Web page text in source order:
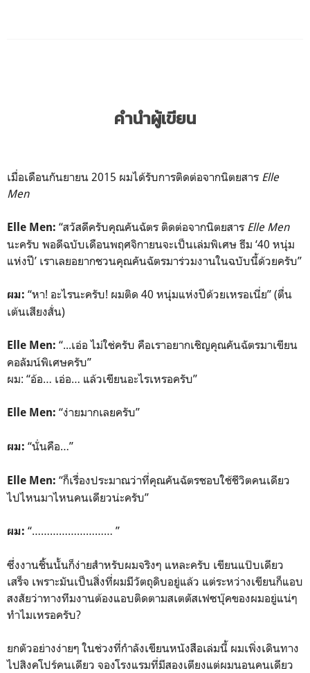
คำนำผู้เขียน
เมื่อเดือนกันยายน 2015 ผมได้รับการติดต่อจากนิตยสาร Elle
Men
Elle Men: “สวัสดีครับคุณคันฉัตร ติดต่อจากนิตยสาร Elle Men
นะครับ พอดีฉบับเดือนพฤศจิกายนจะเป็นเล่มพิเศษ ธีม ‘40 หนุ่ม
แห่งปี’ เราเลยอยากชวนคุณคันฉัตรมาร่วมงานในฉบับนี้ด้วยครับ”
ผม: “หา! อะไรนะครับ! ผมติด 40 หนุ่มแห่งปีด้วยเหรอเนี่ย” (ตื่น
เต้นเสียงสั่น)
Elle Men: “...เอ่อ ไม่ใช่ครับ คือเราอยากเชิญคุณคันฉัตรมาเขียน
คอลัมน์พิเศษครับ”
ผม: “อ้อ… เอ่อ… แล้วเขียนอะไรเหรอครับ”
Elle Men: “ง่ายมากเลยครับ”
ผม: “นั่นคือ…”
Elle Men: “ก็เรื่องประมาณว่าที่คุณคันฉัตรชอบใช้ชีวิตคนเดียว
ไปไหนมาไหนคนเดียวน่ะครับ”
ผม: “……………………… ”
ซึ่งงานชิ้นนั้นก็ง่ายสำหรับผมจริงๆ แหละครับ เขียนแป๊บเดียว
เสร็จ เพราะมันเป็นสิ่งที่ผมมีวัตถุดิบอยู่แล้ว แต่ระหว่างเขียนก็แอบ
สงสัยว่าทางทีมงานต้องแอบติดตามสเตตัสเฟซบุ๊คของผมอยู่แน่ๆ
ทำไมเหรอครับ?
ยกตัวอย่างง่ายๆ ในช่วงที่กำลังเขียนหนังสือเล่มนี้ ผมเพิ่งเดินทาง
ไปสิงคโปร์คนเดียว จองโรงแรมที่มีสองเตียงแต่ผมนอนคนเดียว